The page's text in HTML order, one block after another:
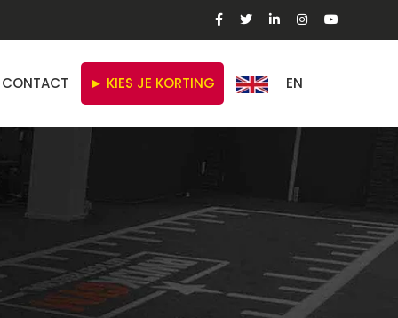
CONTACT ► KIES JE KORTING EN